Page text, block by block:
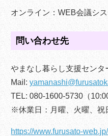
オンライン：WEB会議シス
問い合わせ先
やまなし暮らし支援センタ
Mail:
TEL: 080-1600-5730（
※休業日：月曜、火曜、祝
https://www.furusato-